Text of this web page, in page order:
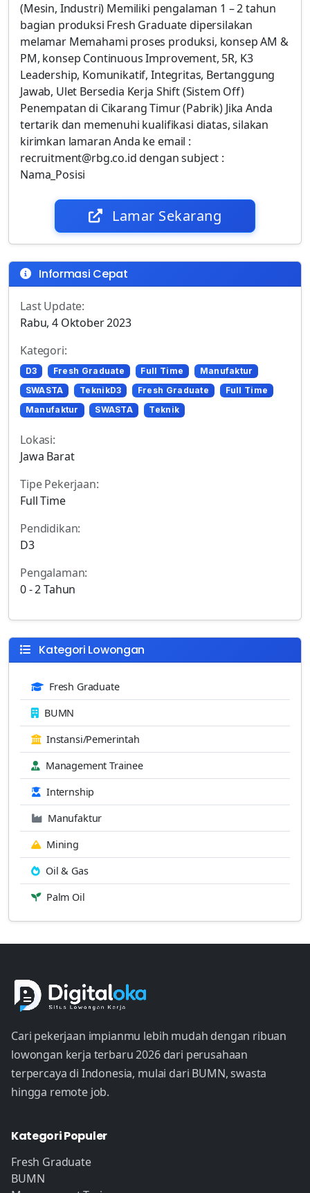
(Mesin, Industri) Memiliki pengalaman 1 – 2 tahun
bagian produksi Fresh Graduate dipersilakan
melamar Memahami proses produksi, konsep AM &
PM, konsep Continuous Improvement, 5R, K3
Leadership, Komunikatif, Integritas, Bertanggung
Jawab, Ulet Bersedia Kerja Shift (Sistem Off)
Penempatan di Cikarang Timur (Pabrik) Jika Anda
tertarik dan memenuhi kualifikasi diatas, silakan
kirimkan lamaran Anda ke email :
recruitment@rbg.co.id dengan subject :
Nama_Posisi
Lamar Sekarang
Informasi Cepat
Last Update:
Rabu, 4 Oktober 2023
Kategori:
D3 Fresh Graduate Full Time
Manufaktur
SWASTA
TeknikD3 Fresh Graduate
Full Time
Manufaktur
SWASTA Teknik
Lokasi:
Jawa Barat
Tipe Pekerjaan:
Full Time
Pendidikan:
D3
Pengalaman:
0 - 2 Tahun
Kategori Lowongan
Fresh Graduate
BUMN
Instansi/Pemerintah
Management Trainee
Internship
Manufaktur
Mining
Oil & Gas
Palm Oil
Cari pekerjaan impianmu lebih mudah dengan ribuan
lowongan kerja terbaru 2026 dari perusahaan
terpercaya di Indonesia, mulai dari BUMN, swasta
hingga remote job.
Kategori Populer
Fresh Graduate
BUMN